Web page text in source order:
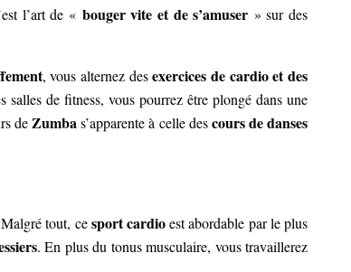
l’art de « bouger vite et de s’amuser » sur des
, vous alternez desexercices de cardio et des
salles de fitness, vous pourrez être plongé dans une
deZumbas’apparente à celle descours de danses
tout, cesport cardioest abordable par le plus
. En plus du tonus musculaire, vous travaillerez